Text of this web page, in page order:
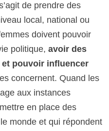
de prendre des
local, national ou
doivent pouvoir
politique, avoir des
pouvoir influencer
concernent. Quand les
aux instances
en place des
monde et qui répondent